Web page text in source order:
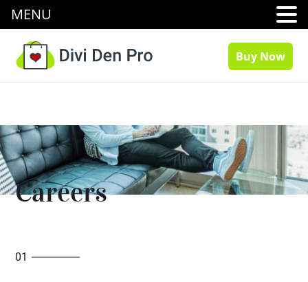
Buy Now
Careers
01
MENU